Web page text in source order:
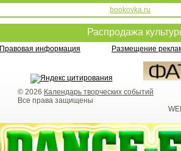
bookovka.ru
Распродажа
Правовая информация Размещение
© 2026 Календарь творческих событий
Все права защищены